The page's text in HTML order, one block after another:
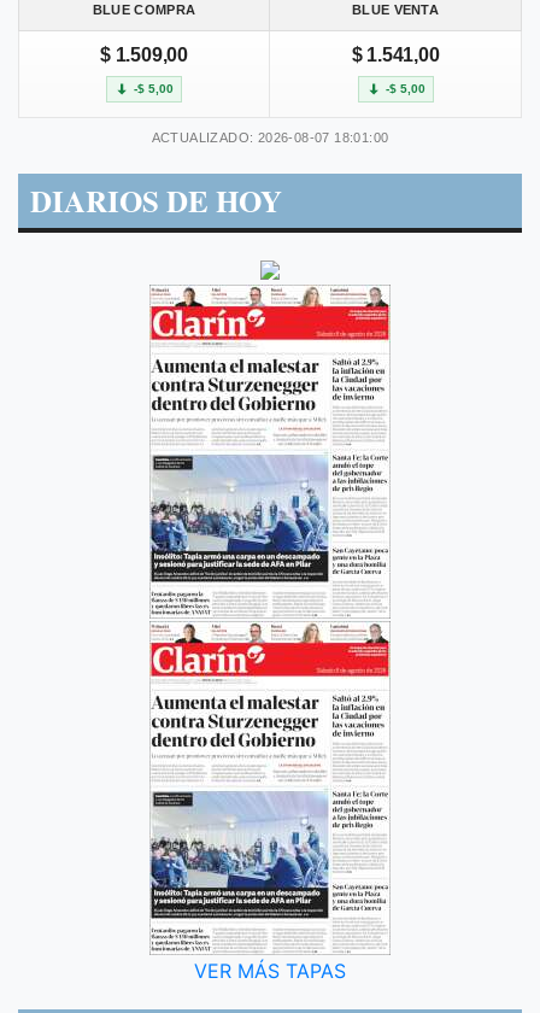
BLUE COMPRA BLUE VENTA
$ 1.509,00
-$ 5,00
$ 1.541,00
-$ 5,00
ACTUALIZADO: 2026-08-07 18:01:00
DIARIOS DE HOY
VER MÁS TAPAS